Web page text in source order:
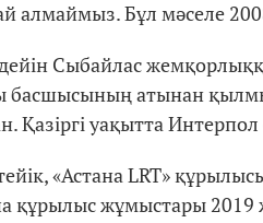
алмаймыз. Бұл мәселе
Сыбайлас
басшысының атынан
Қазіргі уақытта
«Астана LRT»
құрылыс жұмыстары 2019